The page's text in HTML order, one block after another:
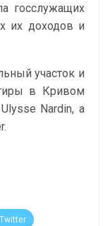
госслужащих
их доходов и
участок и
в Кривом
Nardin, а
Twitter